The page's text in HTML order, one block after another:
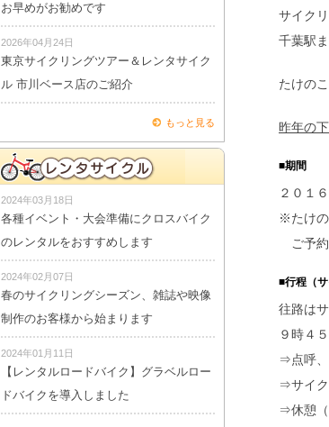
サイク
千葉駅
たけの
昨年の
■期間
２０１
※たけの
ご予約
■行程（
往路は
９時４
⇒点呼、
⇒サイク
⇒休憩（
お早めがお勧めです
2026年04月24日
東京サイクリングツアー＆レンタサイク
ル 市川ベース店のご紹介
もっと見る
2024年03月18日
各種イベント・大会準備にクロスバイク
のレンタルをおすすめします
2024年02月07日
春のサイクリングシーズン、雑誌や映像
制作のお客様から始まります
2024年01月11日
【レンタルロードバイク】グラベルロー
ドバイクを導入しました